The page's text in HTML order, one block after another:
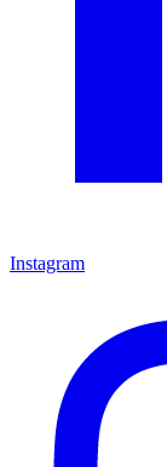
Instagram